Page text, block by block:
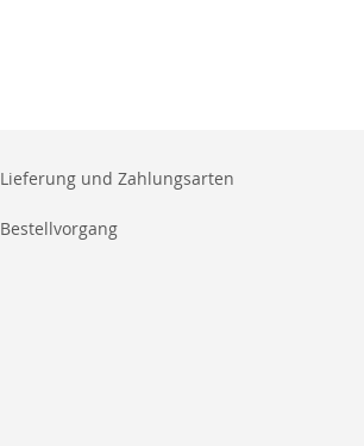
Lieferung und Zahlungsarten
Bestellvorgang